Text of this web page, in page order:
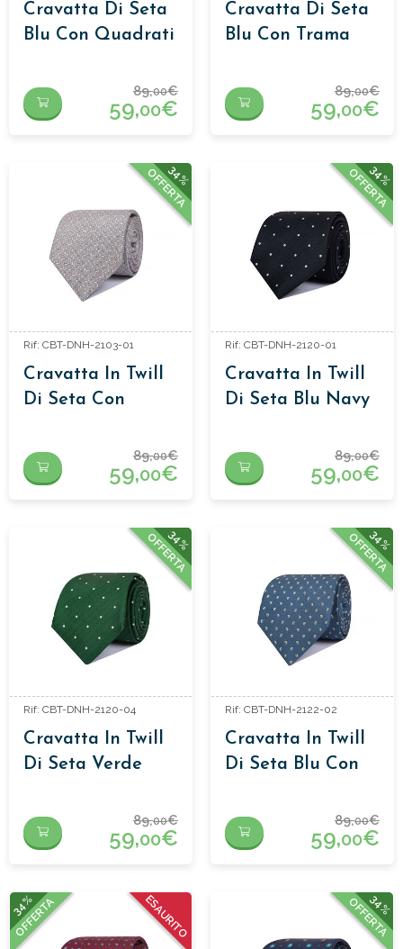
Cravatta Di Seta
Blu Con Quadrati
89,00€
59,00€
Cravatta Di Seta
Blu Con Trama
89,00€
59,00€
34%
OFFERTA
Rif: CBT-DNH-2103-01
Cravatta In Twill
Di Seta Con
89,00€
59,00€
34%
OFFERTA
Rif: CBT-DNH-2120-01
Cravatta In Twill
Di Seta Blu Navy
89,00€
59,00€
34%
OFFERTA
Rif: CBT-DNH-2120-04
Cravatta In Twill
Di Seta Verde
89,00€
59,00€
34%
OFFERTA
Rif: CBT-DNH-2122-02
Cravatta In Twill
Di Seta Blu Con
89,00€
59,00€
ESAURITO
34%
OFFERTA 34%
OFFERTA